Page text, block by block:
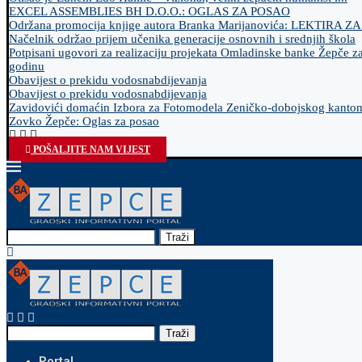
EXCEL ASSEMBLIES BH D.O.O.: OGLAS ZA POSAO
Održana promocija knjige autora Branka Marijanovića: LEKTIRA
Načelnik održao prijem učenika generacije osnovnih i srednjih škola
Potpisani ugovori za realizaciju projekata Omladinske banke Žepče
godinu
Obavijest o prekidu vodosnabdijevanja
Obavijest o prekidu vodosnabdijevanja
Zavidovići domaćin Izbora za Fotomodela Zeničko-dobojskog
Zovko Žepče: Oglas za posao
POŠALJITE NAM VIJEST
Traži
Traži